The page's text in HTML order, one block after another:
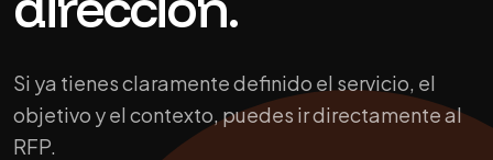
Si ya tienes claramente definido el servicio, el
objetivo y el contexto, puedes ir directamente al
RFP.